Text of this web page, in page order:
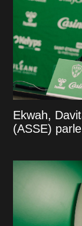
Ekwah,
(ASSE)